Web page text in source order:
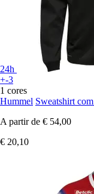
24h
+-3
1 cores
Hummel Sweatshirt
A partir de € 54,00
€ 20,10